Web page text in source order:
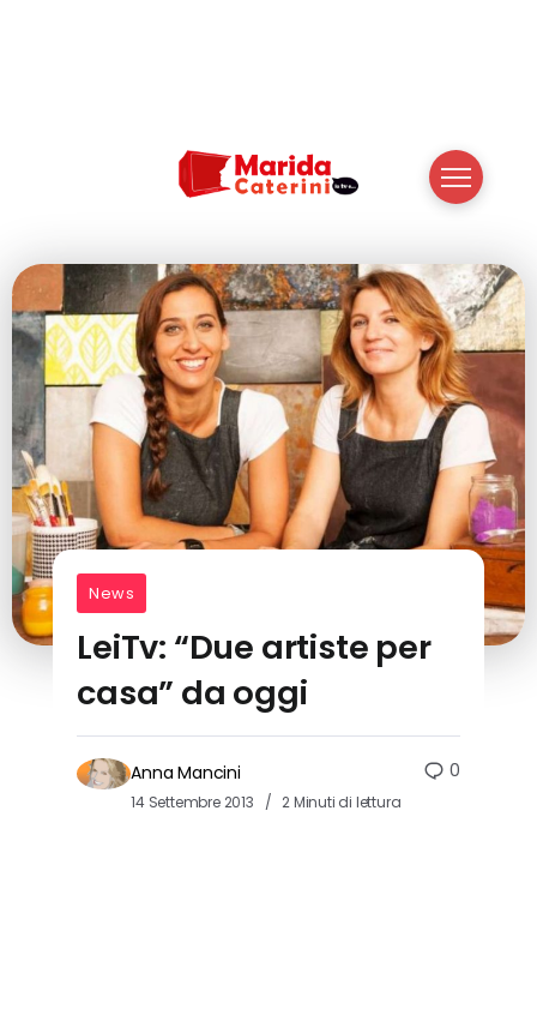
News
LeiTv: “Due artiste per
casa” da oggi
Anna Mancini
14 Settembre 2013 2 Minuti di lettura
0